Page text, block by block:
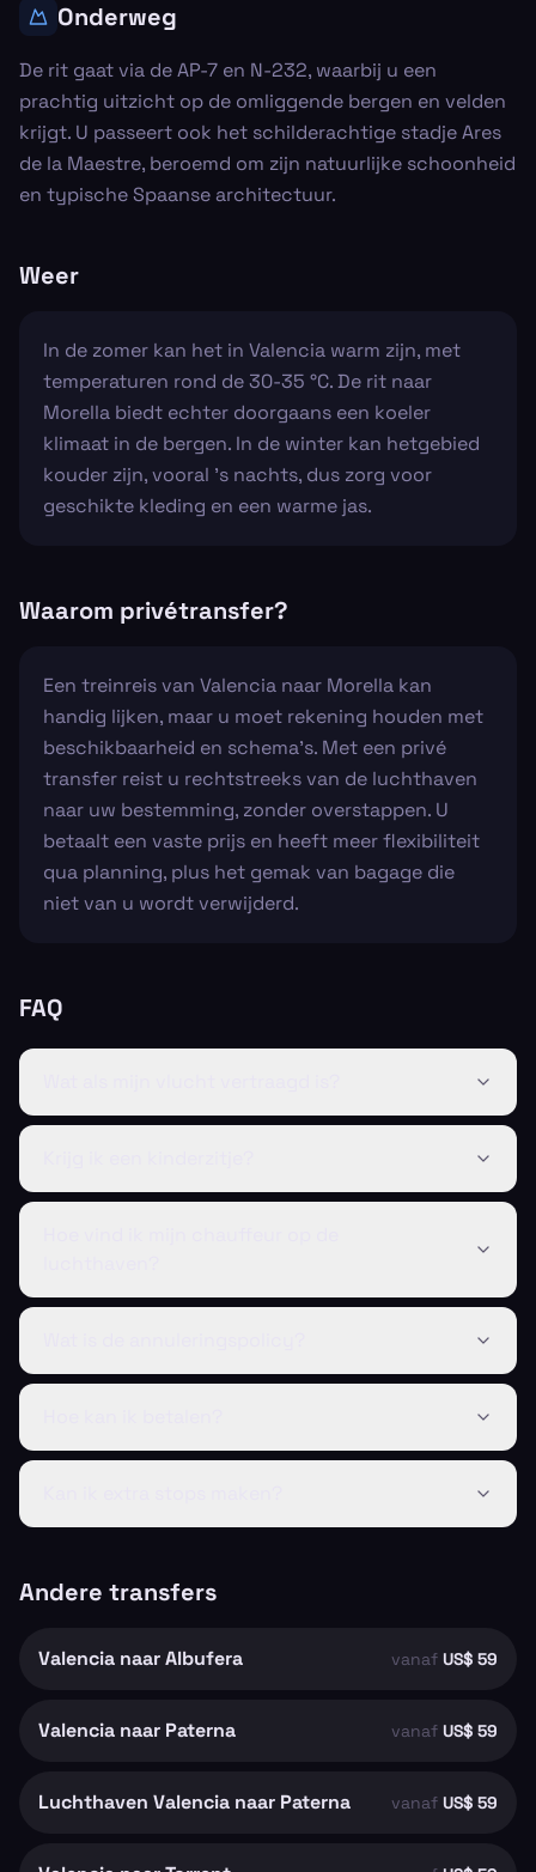
Onderweg
De rit gaat via de AP-7 en N-232, waarbij u een
prachtig uitzicht op de omliggende bergen en velden
krijgt. U passeert ook het schilderachtige stadje Ares
de la Maestre, beroemd om zijn natuurlijke schoonheid
en typische Spaanse architectuur.
Weer
In de zomer kan het in Valencia warm zijn, met
temperaturen rond de 30-35 °C. De rit naar
Morella biedt echter doorgaans een koeler
klimaat in de bergen. In de winter kan hetgebied
kouder zijn, vooral 's nachts, dus zorg voor
geschikte kleding en een warme jas.
Waarom privétransfer?
Een treinreis van Valencia naar Morella kan
handig lijken, maar u moet rekening houden met
beschikbaarheid en schema's. Met een privé
transfer reist u rechtstreeks van de luchthaven
naar uw bestemming, zonder overstappen. U
betaalt een vaste prijs en heeft meer flexibiliteit
qua planning, plus het gemak van bagage die
niet van u wordt verwijderd.
FAQ
Andere transfers
Valencia naar Albufera vanaf US$ 59
Valencia naar Paterna vanaf US$ 59
Luchthaven Valencia naar Paterna vanaf US$ 59